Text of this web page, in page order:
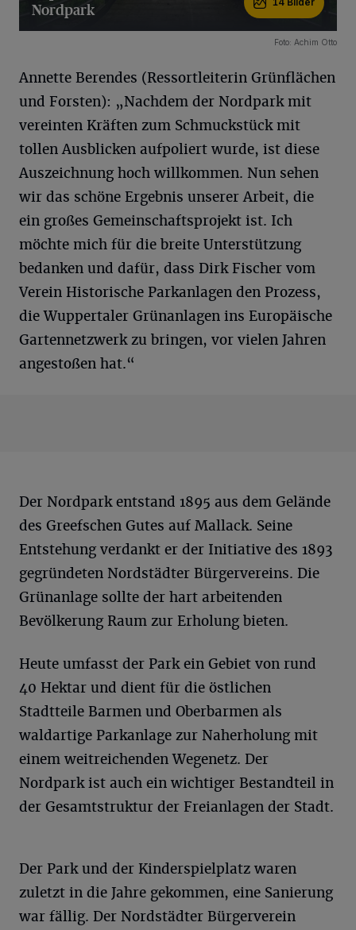
Nordpark
Foto: Achim Otto
Annette Berendes (Ressortleiterin Grünflächen
und Forsten): „Nachdem der Nordpark mit
vereinten Kräften zum Schmuckstück mit
tollen Ausblicken aufpoliert wurde, ist diese
Auszeichnung hoch willkommen. Nun sehen
wir das schöne Ergebnis unserer Arbeit, die
ein großes Gemeinschaftsprojekt ist. Ich
möchte mich für die breite Unterstützung
bedanken und dafür, dass Dirk Fischer vom
Verein Historische Parkanlagen den Prozess,
die Wuppertaler Grünanlagen ins Europäische
Gartennetzwerk zu bringen, vor vielen Jahren
angestoßen hat.“
Der Nordpark entstand 1895 aus dem Gelände
des Greefschen Gutes auf Mallack. Seine
Entstehung verdankt er der Initiative des 1893
gegründeten Nordstädter Bürgervereins. Die
Grünanlage sollte der hart arbeitenden
Bevölkerung Raum zur Erholung bieten.
Heute umfasst der Park ein Gebiet von rund
40 Hektar und dient für die östlichen
Stadtteile Barmen und Oberbarmen als
waldartige Parkanlage zur Naherholung mit
einem weitreichenden Wegenetz. Der
Nordpark ist auch ein wichtiger Bestandteil in
der Gesamtstruktur der Freianlagen der Stadt.
Der Park und der Kinderspielplatz waren
zuletzt in die Jahre gekommen, eine Sanierung
war fällig. Der Nordstädter Bürgerverein